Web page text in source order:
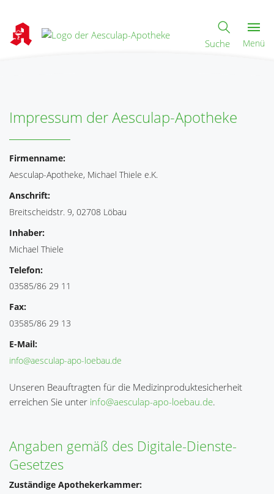
Suche Menü
Impressum der Aesculap-Apotheke
Firmenname:
Aesculap-Apotheke, Michael Thiele e.K.
Anschrift:
Breitscheidstr. 9, 02708 Löbau
Inhaber:
Michael Thiele
Telefon:
03585/86 29 11
Fax:
03585/86 29 13
E-Mail:
info@aesculap-apo-loebau.de
Unseren Beauftragten für die Medizinproduktesicherheit
erreichen Sie unter info@aesculap-apo-loebau.de.
Angaben gemäß des Digitale-Dienste-
Gesetzes
Zuständige Apothekerkammer: